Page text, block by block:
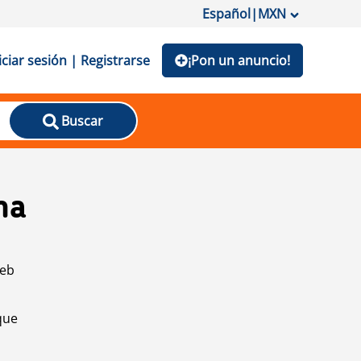
Español|MXN
sesión | Registrarse ¡Pon un anuncio!
Buscar